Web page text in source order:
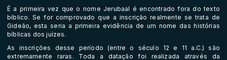
É a primeira vez que o nome Jerubaal é encontrado fora do texto
bíblico. Se for comprovado que a inscrição realmente se trata de
Gideão, esta seria a primeira evidência de um nome das histórias
bíblicas dos juízes.
As inscrições desse período (entre o século 12 e 11 a.C.) são
extremamente raras. Toda a datação foi realizada através da